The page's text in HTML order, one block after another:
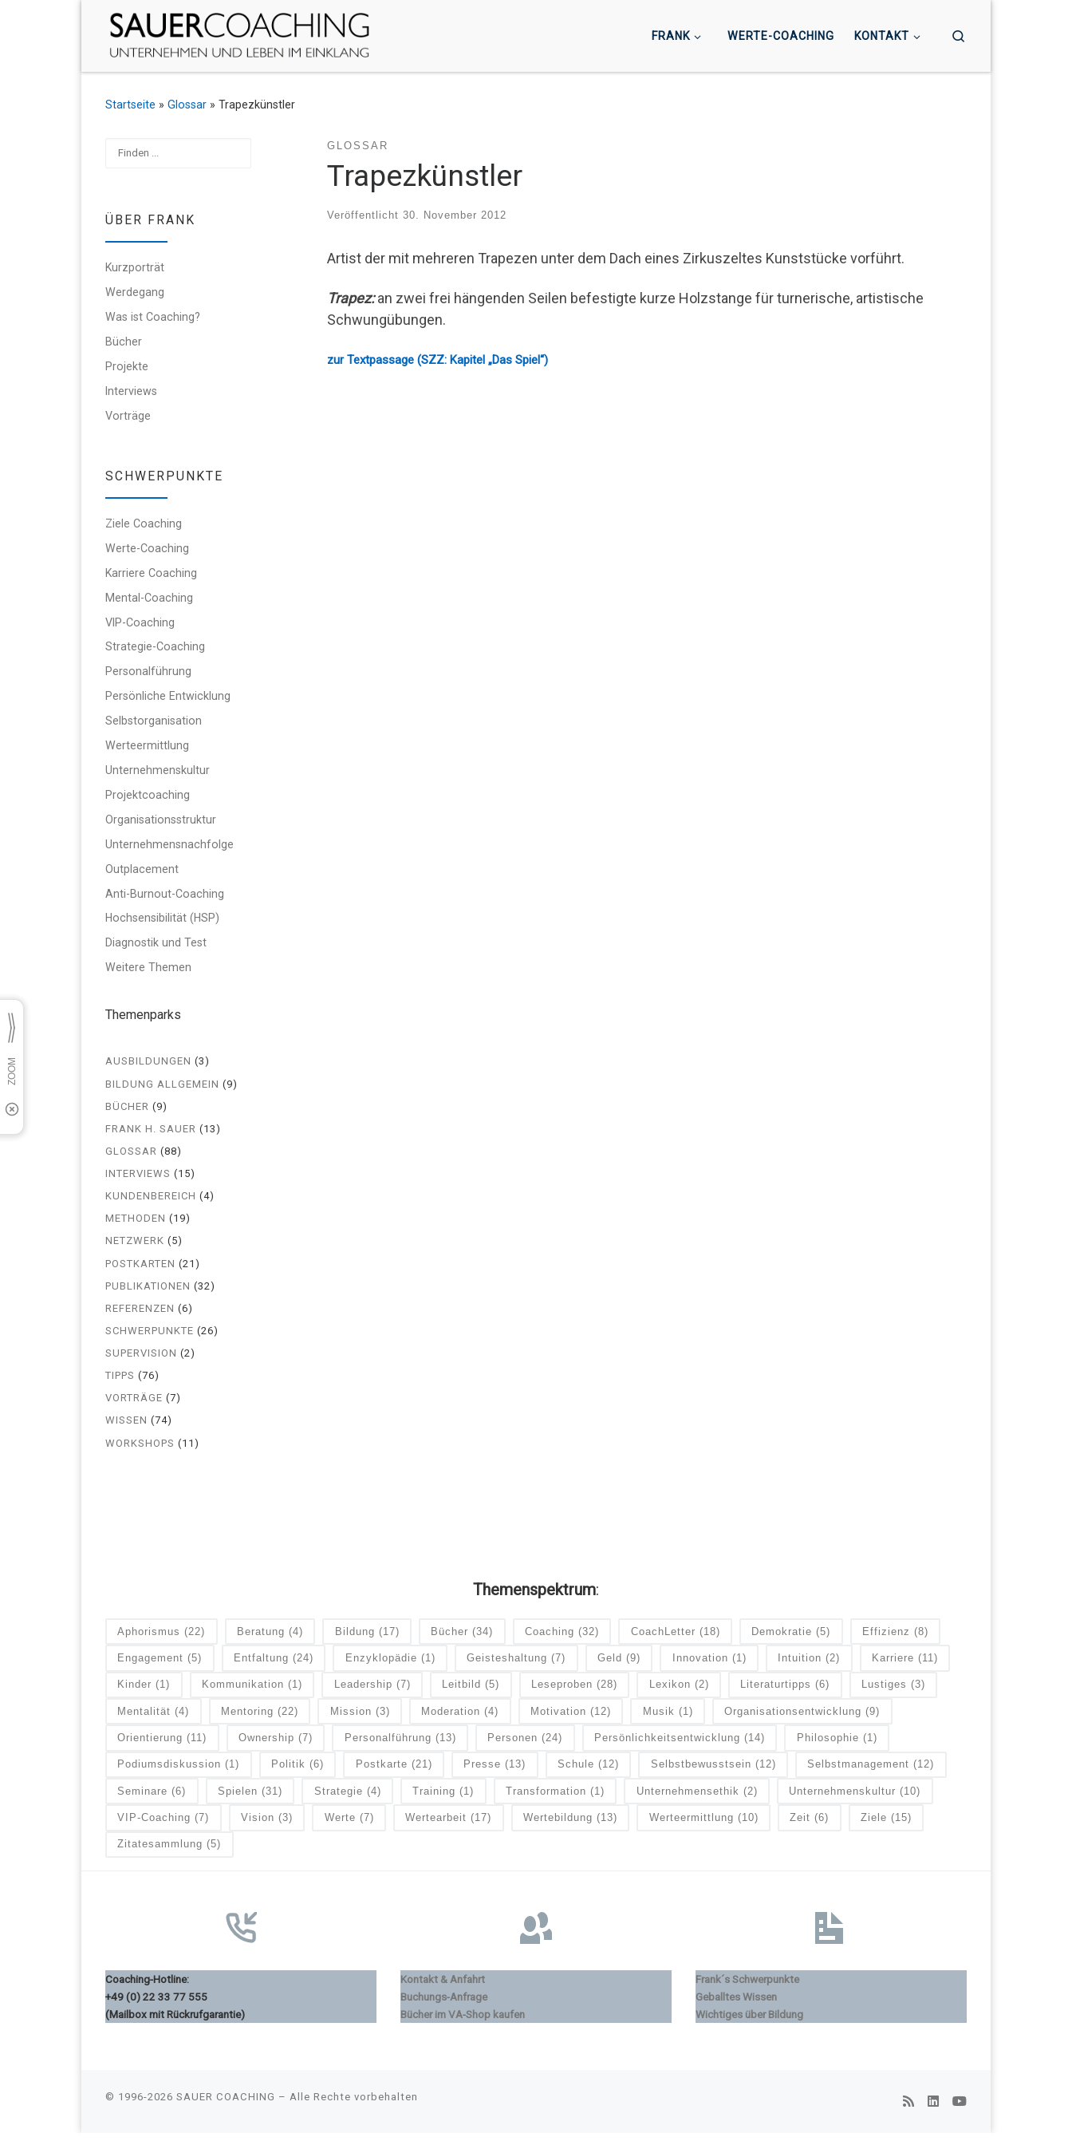
Zum Inhalt springen
FRANK WERTE-COACHING KONTAKT
Startseite » Glossar » Trapezkünstler
GLOSSAR
Trapezkünstler
Veröffentlicht 30. November 2012
Artist der mit mehreren Trapezen unter dem Dach eines Zirkuszeltes Kunststücke vorführt.
Trapez:an zwei frei hängenden Seilen befestigte kurze Holzstange für turnerische, artistische
Schwungübungen.
zur Textpassage (SZZ: Kapitel „Das Spiel“)
ÜBER FRANK
Kurzporträt
Werdegang
Was ist Coaching?
Bücher
Projekte
Interviews
Vorträge
SCHWERPUNKTE
Ziele Coaching
Werte-Coaching
Karriere Coaching
Mental-Coaching
VIP-Coaching
Strategie-Coaching
Personalführung
Persönliche Entwicklung
Selbstorganisation
Werteermittlung
Unternehmenskultur
Projektcoaching
Organisationsstruktur
Unternehmensnachfolge
Outplacement
Anti-Burnout-Coaching
Hochsensibilität (HSP)
Diagnostik und Test
Weitere Themen
Themenparks
AUSBILDUNGEN (3)
BILDUNG ALLGEMEIN (9)
BÜCHER (9)
FRANK H. SAUER (13)
GLOSSAR (88)
INTERVIEWS (15)
KUNDENBEREICH (4)
METHODEN (19)
NETZWERK (5)
POSTKARTEN (21)
PUBLIKATIONEN (32)
REFERENZEN (6)
SCHWERPUNKTE (26)
SUPERVISION (2)
TIPPS (76)
VORTRÄGE (7)
WISSEN (74)
WORKSHOPS (11)
Themenspektrum:
Aphorismus (22) Beratung (4) Bildung (17) Bücher (34) Coaching (32) CoachLetter (18) Demokratie (5) Effizienz (8)
Engagement (5) Entfaltung (24) Enzyklopädie (1) Geisteshaltung (7) Geld (9) Innovation (1) Intuition (2) Karriere (11)
Kinder (1) Kommunikation (1) Leadership (7) Leitbild (5) Leseproben (28) Lexikon (2) Literaturtipps (6) Lustiges (3)
Mentalität (4) Mentoring (22) Mission (3) Moderation (4) Motivation (12) Musik (1) Organisationsentwicklung (9)
Orientierung (11) Ownership (7) Personalführung (13) Personen (24) Persönlichkeitsentwicklung (14) Philosophie (1)
Podiumsdiskussion (1) Politik (6) Postkarte (21) Presse (13) Schule (12) Selbstbewusstsein (12) Selbstmanagement (12)
Seminare (6) Spielen (31) Strategie (4) Training (1) Transformation (1) Unternehmensethik (2) Unternehmenskultur (10)
VIP-Coaching (7) Vision (3) Werte (7) Wertearbeit (17) Wertebildung (13) Werteermittlung (10) Zeit (6) Ziele (15)
Zitatesammlung (5)
Coaching-Hotline:
+49 (0) 22 33 77 555
(Mailbox mit Rückrufgarantie)
Kontakt & Anfahrt
Buchungs-Anfrage
Bücher im VA-Shop kaufen
Frank´s Schwerpunkte
Geballtes Wissen
Wichtiges über Bildung
© 1996-2026 SAUER COACHING – Alle Rechte vorbehalten